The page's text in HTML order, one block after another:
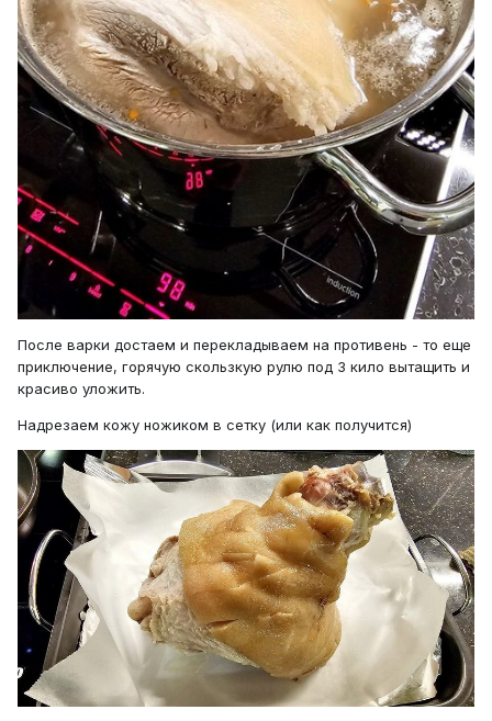
После варки достаем и перекладываем на противень - то еще
приключение, горячую скользкую рулю под 3 кило вытащить и
красиво уложить.
Надрезаем кожу ножиком в сетку (или как получится)